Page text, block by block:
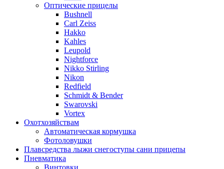
Оптические прицелы
Bushnell
Carl Zeiss
Hakko
Kahles
Leupold
Nightforce
Nikko Stirling
Nikon
Redfield
Schmidt & Bender
Swarovski
Vortex
Охотхозяйствам
Автоматическая кормушка
Фотоловушки
Плавсредства лыжи снегоступы сани прицепы
Пневматика
Винтовки